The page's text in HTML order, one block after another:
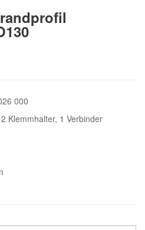
000
Klemmhalter, 1 Verbinder